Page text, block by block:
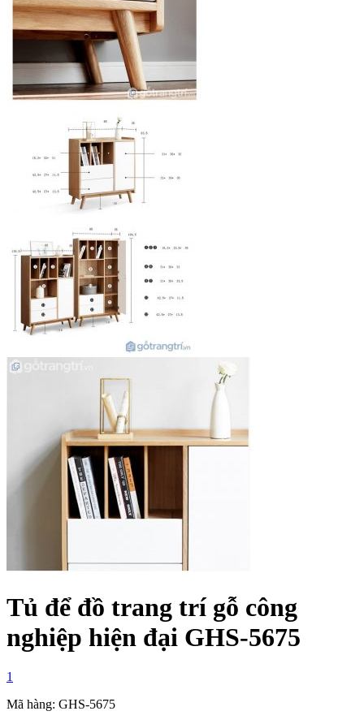
Tủ để đồ trang trí gỗ công
nghiệp hiện đại GHS-5675
1
Mã hàng: GHS-5675